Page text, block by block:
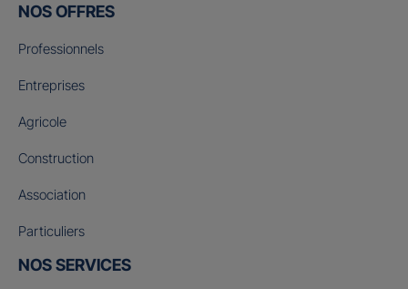
NOS OFFRES
Professionnels
Entreprises
Agricole
Construction
Association
Particuliers
NOS SERVICES